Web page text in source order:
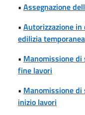
• Assegnazione
• Autorizzazione
edilizia temporanea
• Manomissione di
fine lavori
• Manomissione di
inizio lavori